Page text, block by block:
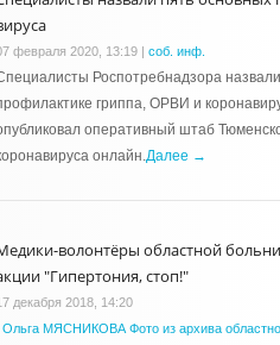
февраля 2020, 13:19 | соб. инф.
Роспотребнадзора
гриппа, ОРВИ и
оперативный штаб
онлайн.Далее →
волонтёры областной
"Гипертония, стоп!"
декабря 2018, 14:20
Ольга МЯСНИКОВА Фото из архива